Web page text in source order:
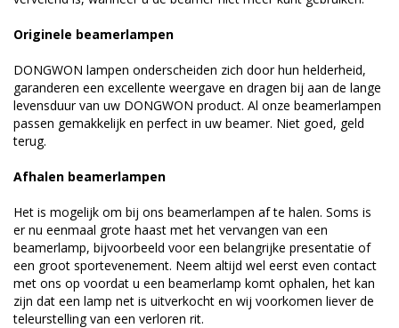
Originele beamerlampen
DONGWON lampen onderscheiden zich door hun helderheid,
garanderen een excellente weergave en dragen bij aan de lange
levensduur van uw DONGWON product. Al onze beamerlampen
passen gemakkelijk en perfect in uw beamer. Niet goed, geld
terug.
Afhalen beamerlampen
Het is mogelijk om bij ons beamerlampen af te halen. Soms is
er nu eenmaal grote haast met het vervangen van een
beamerlamp, bijvoorbeeld voor een belangrijke presentatie of
een groot sportevenement. Neem altijd wel eerst even contact
met ons op voordat u een beamerlamp komt ophalen, het kan
zijn dat een lamp net is uitverkocht en wij voorkomen liever de
teleurstelling van een verloren rit.